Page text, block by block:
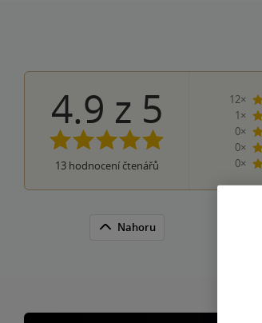
4.9 z 5
13hodnocení čtenářů
12×
1×
0×
0×
0×
Nahoru